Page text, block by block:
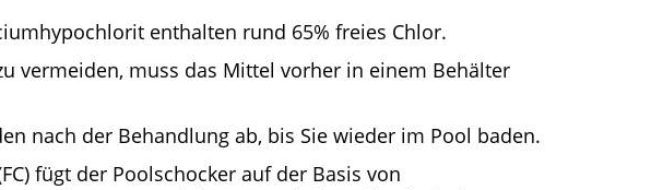
enthalten rund 65% freies Chlor.
vermeiden, muss das Mittel vorher in einem Behälter
nach der Behandlung ab, bis Sie wieder im Pool baden.
fügt der Poolschocker auf der Basis von